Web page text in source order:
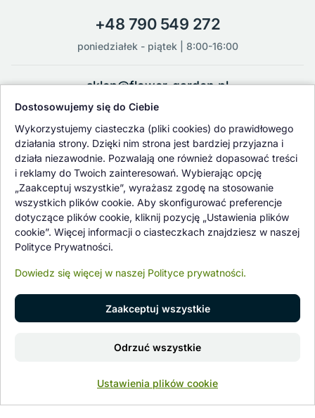
+48 790 549 272
poniedziałek - piątek | 8:00-16:00
sklep@flower-garden.pl
Oferowane przez nas rośliny i nasiona podlegają regularnej ścisłej
kontroli jakości oraz kontroli zdrowotnej przeprowadzanej przez
wykwalifikowane osoby z Państwowej Inspekcji Ochrony Roślin i
Nasiennictwa.
© 1997 - 2026 flower-garden.pl | Wszelkie prawa zastrzeżone.
Dostosowujemy się do Ciebie
Wykorzystujemy ciasteczka (pliki cookies) do prawidłowego
działania strony. Dzięki nim strona jest bardziej przyjazna i
działa niezawodnie. Pozwalają one również dopasować treści
i reklamy do Twoich zainteresowań. Wybierając opcję
„Zaakceptuj wszystkie”, wyrażasz zgodę na stosowanie
wszystkich plików cookie. Aby skonfigurować preferencje
dotyczące plików cookie, kliknij pozycję „Ustawienia plików
cookie”. Więcej informacji o ciasteczkach znajdziesz w naszej
Polityce Prywatności.
Dowiedz się więcej w naszej Polityce prywatności.
Zaakceptuj wszystkie
Odrzuć wszystkie
Ustawienia plików cookie